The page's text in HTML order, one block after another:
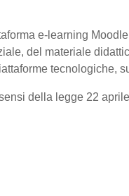
e-learning
del materiale
tecnologiche,
della legge 22